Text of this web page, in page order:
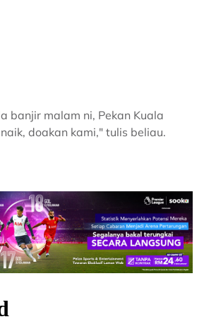
banjir malam ni, Pekan Kuala
doakan kami," tulis beliau.